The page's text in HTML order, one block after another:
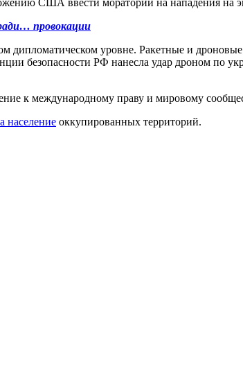
США ввести мораторий на нападения на
провокации
уровне. Ракетные и
безопасности РФ нанесла удар дроном по
к международному праву и мировому
население оккупированных территорий.